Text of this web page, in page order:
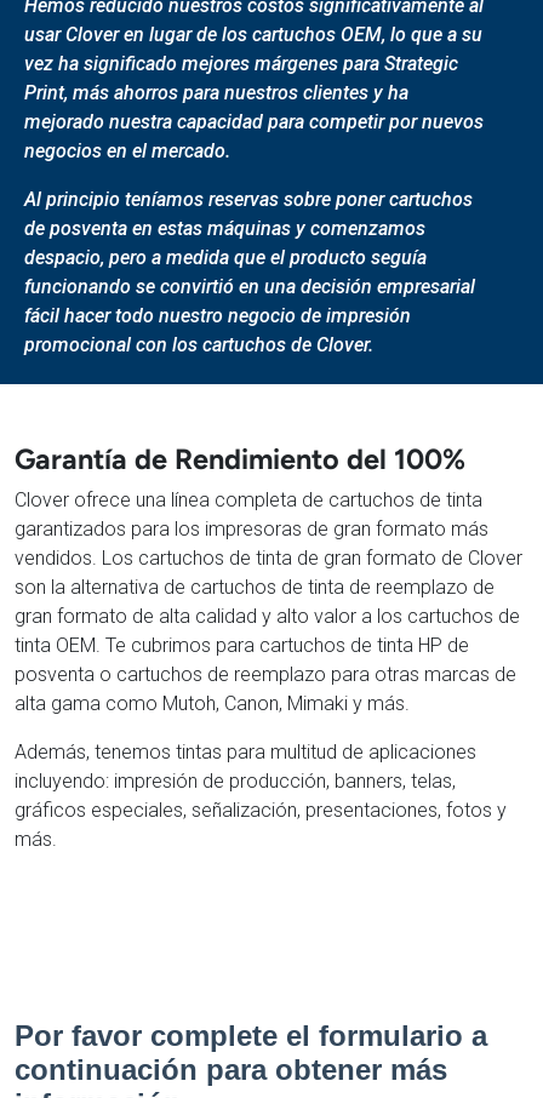
Hemos reducido nuestros costos significativamente al
usar Clover en lugar de los cartuchos OEM, lo que a su
vez ha significado mejores márgenes para Strategic
Print, más ahorros para nuestros clientes y ha
mejorado nuestra capacidad para competir por nuevos
negocios en el mercado.
Al principio teníamos reservas sobre poner cartuchos
de posventa en estas máquinas y comenzamos
despacio, pero a medida que el producto seguía
funcionando se convirtió en una decisión empresarial
fácil hacer todo nuestro negocio de impresión
promocional con los cartuchos de Clover.
Garantía de Rendimiento del 100%
Clover ofrece una línea completa de cartuchos de tinta
garantizados para los impresoras de gran formato más
vendidos. Los cartuchos de tinta de gran formato de Clover
son la alternativa de cartuchos de tinta de reemplazo de
gran formato de alta calidad y alto valor a los cartuchos de
tinta OEM. Te cubrimos para cartuchos de tinta HP de
posventa o cartuchos de reemplazo para otras marcas de
alta gama como Mutoh, Canon, Mimaki y más.
Además, tenemos tintas para multitud de aplicaciones
incluyendo: impresión de producción, banners, telas,
gráficos especiales, señalización, presentaciones, fotos y
más.